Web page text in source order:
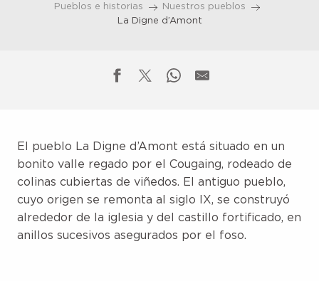
Pueblos e historias
Nuestros pueblos
La Digne d’Amont
El pueblo La Digne d’Amont está situado en un
bonito valle regado por el Cougaing, rodeado de
colinas cubiertas de viñedos. El antiguo pueblo,
cuyo origen se remonta al siglo IX, se construyó
alrededor de la iglesia y del castillo fortificado, en
anillos sucesivos asegurados por el foso.